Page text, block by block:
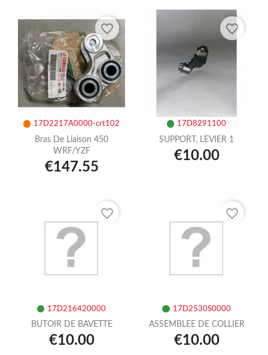
17D2217A0000-crt102
Bras De Liaison 450
WRF/YZF
€147.55
favorite_border
17D8291100
SUPPORT, LEVIER 1
€10.00
favorite_border
17D216420000
BUTOIR DE BAVETTE
€10.00
favorite_border
17D2530S0000
ASSEMBLEE DE COLLIER
€10.00
favorite_border